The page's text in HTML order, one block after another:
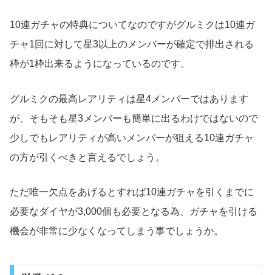
10連ガチャの特典についてなのですがグルミクは10連ガ
チャ1回に対して星3以上のメンバーが確定で排出される
枠が1枠出来るようになっているのです。
グルミクの最高レアリティは星4メンバーではあります
が、そもそも星3メンバーも簡単に出るわけではないので
少しでもレアリティが高いメンバーが狙える10連ガチャ
の方が引くべきと言えるでしょう。
ただ唯一欠点をあげるとすれば10連ガチャを引くまでに
必要なダイヤが3,000個も必要となる為、ガチャを引ける
機会が非常に少なくなってしまう事でしょうか。